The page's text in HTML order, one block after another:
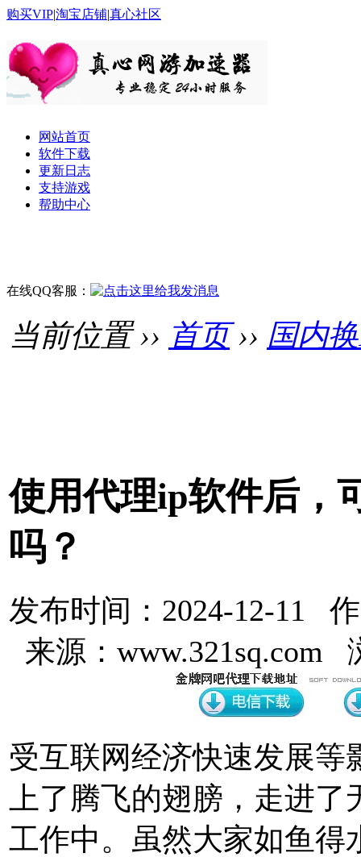
购买VIP|淘宝店铺|真心社区
网站首页
软件下载
更新日志
支持游戏
帮助中心
在线QQ客服：
当前位置 ›› 首页›› 国内
使用代理ip软件后，
吗？
发布时间：2024-12-11
来源：www.321sq.com
受互联网经济快速发展等
上了腾飞的翅膀，走进
工作中。虽然大家如鱼得